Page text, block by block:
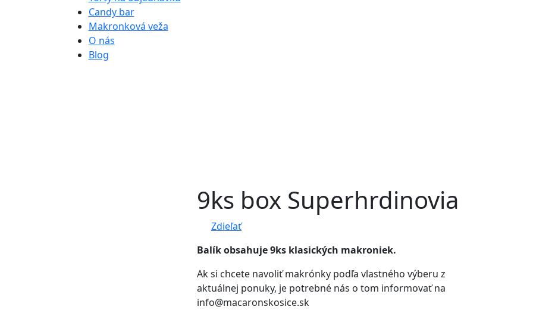
Candy bar
Makronková veža
O nás
Blog
9ks box Superhrdinovia
Zdieľať
Balík obsahuje 9ks klasických makroniek.
Ak si chcete navoliť makrónky podľa vlastného výberu z
aktuálnej ponuky, je potrebné nás o tom informovať na
info@macaronskosice.sk